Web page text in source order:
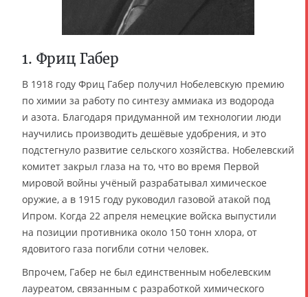
1. Фриц Габер
В 1918 году Фриц Габер получил Нобелевскую премию
по химии за работу по синтезу аммиака из водорода
и азота. Благодаря придуманной им технологии люди
научились производить дешёвые удобрения, и это
подстегнуло развитие сельского хозяйства. Нобелевский
комитет закрыл глаза на то, что во время Первой
мировой войны учёный разрабатывал химическое
оружие, а в 1915 году руководил газовой атакой под
Ипром. Когда 22 апреля немецкие войска выпустили
на позиции противника около 150 тонн хлора, от
ядовитого газа погибли сотни человек.
Впрочем, Габер не был единственным нобелевским
лауреатом, связанным с разработкой химического